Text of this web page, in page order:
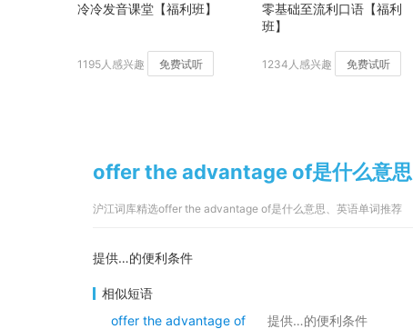
冷冷发音课堂【福利班】
1195人感兴趣 免费试听
零基础至流利口语【福利
班】
1234人感兴趣 免费试听
offer the advantage of是什么意思
沪江词库精选offer the advantage of是什么意思、英语单词推荐
提供…的便利条件
相似短语
offer the advantage of
提供…的便利条件